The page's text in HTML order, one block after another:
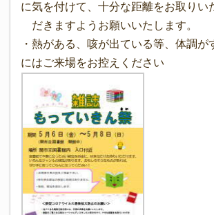
に気を付けて、十分な距離をお取りい
だきますようお願いいたします。
・熱がある、咳が出ている等、体調が
にはご来場をお控えください